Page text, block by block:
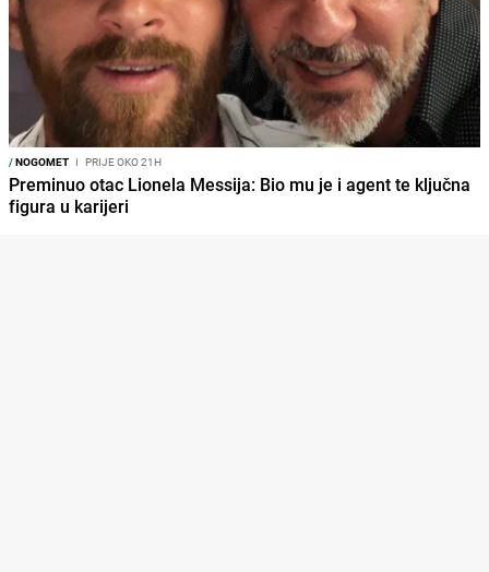
/NOGOMET I PRIJE OKO 21H
Preminuo otac Lionela Messija: Bio mu je i agent te ključna
figura u karijeri